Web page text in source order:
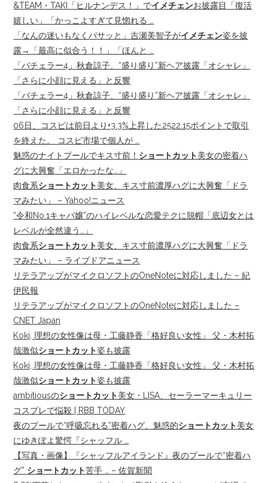
&TEAM・TAKI「ヒルナンデス！」でイメチェンお披露目「復活
嬉しい」「かっこよすぎて見惚れる …
「なんの迷いもなくバサッと」吉瀬美智子がイメチェン姿を披
露→「最高に似合う！！」「ほんと …
「バチェラー4」秋倉諒子、“盛り盛り”新ヘア披露「オシャレ」
「さらに小顔に見える」と反響
「バチェラー4」秋倉諒子、“盛り盛り”新ヘア披露「オシャレ」
「さらに小顔に見える」と反響
06日、コスピは前日より+3.3%上昇した2522.15ポイントで取引
を終えた。 コスピ市場で個人が …
魅惑のナイトプールでキス寸前！ ショートカット美女の密着ハ
グに大興奮「エロかったな…」
肉食系ショートカット美女、キス寸前濃厚ハグに大興奮「ドラ
マみたい」 – Yahoo!ニュース
“令和No.1キャバ嬢”のハイレベルな恋愛テクに脱帽「底辺女とは
レベルが全然違う…」
肉食系ショートカット美女、キス寸前濃厚ハグに大興奮「ドラ
マみたい」 – ライブドアニュース
リテラアップがマイクロソフトのOneNoteに対応しました – 紀
伊民報
リテラアップがマイクロソフトのOneNoteに対応しました –
CNET Japan
Koki, 理想の女性像は母・工藤静香「格好良い女性」 父・木村拓
哉激似ショートカット姿も披露
Koki, 理想の女性像は母・工藤静香「格好良い女性」 父・木村拓
哉激似ショートカット姿も披露
ambitiousのショートカット美女・LISA、セーラーマーキュリー
コスプレで悩殺 | RBB TODAY
夜のプールで“呼吸忘れる”密着ハグ、魅惑的ショートカット美女
にゆきぽよ驚愕『シャッフル …
【写真・画像】『シャッフルアイランド』夜のプールで“密着ハ
グ” ショートカット苦手 … – 佐賀新聞